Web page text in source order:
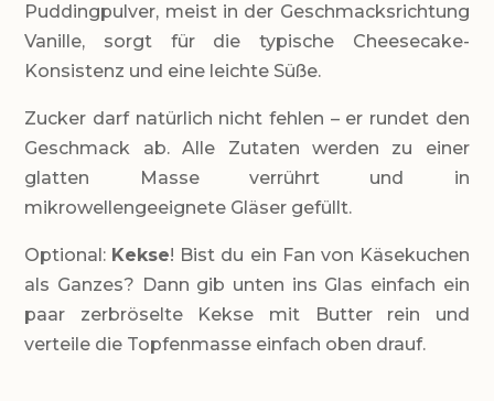
Puddingpulver, meist in der Geschmacksrichtung
Vanille, sorgt für die typische Cheesecake-
Konsistenz und eine leichte Süße.
Zucker darf natürlich nicht fehlen – er rundet den
Geschmack ab. Alle Zutaten werden zu einer
glatten Masse verrührt und in
mikrowellengeeignete Gläser gefüllt.
Optional: Kekse! Bist du ein Fan von Käsekuchen
als Ganzes? Dann gib unten ins Glas einfach ein
paar zerbröselte Kekse mit Butter rein und
verteile die Topfenmasse einfach oben drauf.